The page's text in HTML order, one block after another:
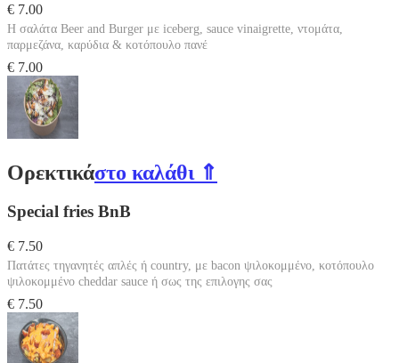
€ 7.00
Η σαλάτα Beer and Burger με iceberg, sauce vinaigrette, ντομάτα,
παρμεζάνα, καρύδια & κοτόπουλο πανέ
€ 7.00
Ορεκτικάστο καλάθι ⇑
Special fries BnB
€ 7.50
Πατάτες τηγανητές απλές ή country, με bacon ψιλοκομμένο, κοτόπουλο
ψιλοκομμένο cheddar sauce ή σως της επιλογης σας
€ 7.50